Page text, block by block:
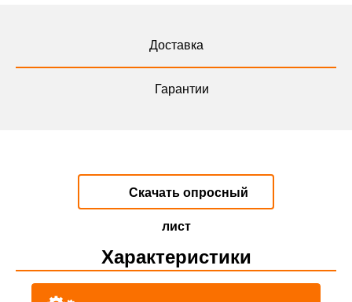
Доставка
Гарантии
Скачать опросный
лист
Характеристики